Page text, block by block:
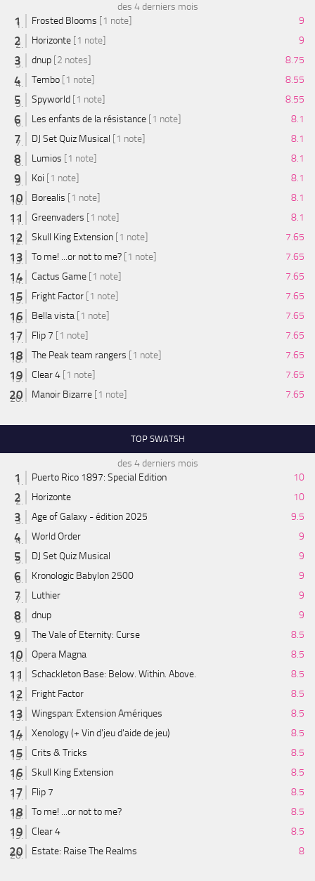
des 4 derniers mois
Frosted Blooms [1 note]
9
Horizonte [1 note]
9
dnup [2 notes]
8.75
Tembo [1 note]
8.55
Spyworld [1 note]
8.55
Les enfants de la résistance [1 note]
8.1
DJ Set Quiz Musical [1 note]
8.1
Lumios [1 note]
8.1
Koi [1 note]
8.1
Borealis [1 note]
8.1
Greenvaders [1 note]
8.1
Skull King Extension [1 note]
7.65
To me! ...or not to me? [1 note]
7.65
Cactus Game [1 note]
7.65
Fright Factor [1 note]
7.65
Bella vista [1 note]
7.65
Flip 7 [1 note]
7.65
The Peak team rangers [1 note]
7.65
Clear 4 [1 note]
7.65
Manoir Bizarre [1 note] 7.65
TOP SWATSH
des 4 derniers mois
Puerto Rico 1897: Special Edition
10
Horizonte
10
Age of Galaxy - édition 2025
9.5
World Order
9
DJ Set Quiz Musical
9
Kronologic Babylon 2500
9
Luthier
9
dnup
9
The Vale of Eternity: Curse
8.5
Opera Magna
8.5
Schackleton Base: Below. Within. Above.
8.5
Fright Factor
8.5
Wingspan: Extension Amériques
8.5
Xenology (+ Vin d'jeu d'aide de jeu)
8.5
Crits & Tricks
8.5
Skull King Extension
8.5
Flip 7
8.5
To me! ...or not to me?
8.5
Clear 4
8.5
Estate: Raise The Realms
8